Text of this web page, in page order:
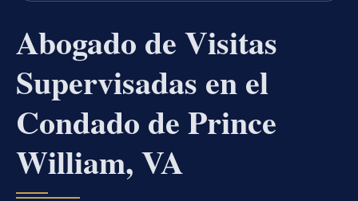
Abogado de Visitas
Supervisadas en el
Condado de Prince
William, VA